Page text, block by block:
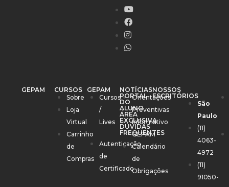
GEPAM
Sobre
Loja
Virtual
Carrinho
de
Compras
CURSOS
Cursos
/
Lives
Autenticação
de
Certificado
GEPAM
Orientações
Preventivas
Informativo
GEPAM
Calendário
de
Obrigações
NOTÍCIAS
PORTAL
DO
ALUNO
ÁREA
EXCLUSIVA
DÚVIDAS
FREQUENTES
NOSSOS
ESCRITÓRIOS
São
Paulo
(11)
4063-
4972
(11)
91050-